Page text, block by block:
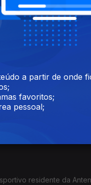
do atletismo
do programa Special
com pessoas com
residente da
a partir de onde
favoritos;
pessoal;